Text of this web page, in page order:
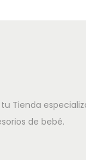
en un adorno
Tienda
de bebé.